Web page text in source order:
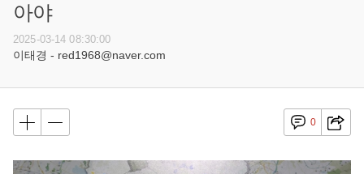
아야
2025-03-14 08:30:00
이태경 - red1968@naver.com
0